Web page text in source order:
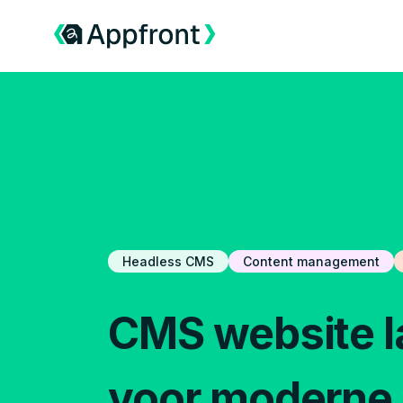
Headless CMS Content management
CMS website